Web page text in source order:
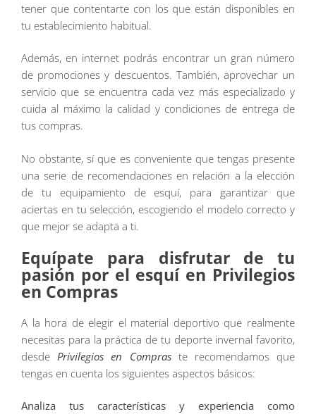
tener que contentarte con los que están disponibles en
tu establecimiento habitual.
Además, en internet podrás encontrar un gran número
de promociones y descuentos. También, aprovechar un
servicio que se encuentra cada vez más especializado y
cuida al máximo la calidad y condiciones de entrega de
tus compras.
No obstante, sí que es conveniente que tengas presente
una serie de recomendaciones en relación a la elección
de tu equipamiento de esquí, para garantizar que
aciertas en tu selección, escogiendo el modelo correcto y
que mejor se adapta a ti.
Equípate para disfrutar de tu
pasión por el esquí en Privilegios
en Compras
A la hora de elegir el material deportivo que realmente
necesitas para la práctica de tu deporte invernal favorito,
desde Privilegios en Compraste recomendamos que
tengas en cuenta los siguientes aspectos básicos:
Analiza tus características y experiencia como